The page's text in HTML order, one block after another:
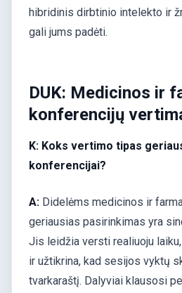
hibridinis dirbtinio intelekto ir
gali jums padėti.
DUK: Medicinos ir
konferencijų
K: Koks vertimo tipas
konferencijai?
A: Didelėms medicinos ir
geriausias pasirinkimas yra
Jis leidžia versti realiuoju
ir užtikrina, kad sesijos vyktų
tvarkaraštį. Dalyviai klausosi